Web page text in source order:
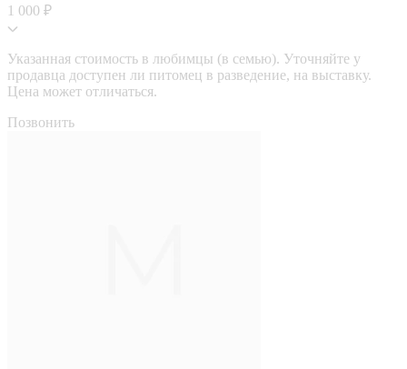
1 000 ₽
Указанная стоимость в любимцы (в семью). Уточняйте у
продавца доступен ли питомец в разведение, на выставку.
Цена может отличаться.
Позвонить